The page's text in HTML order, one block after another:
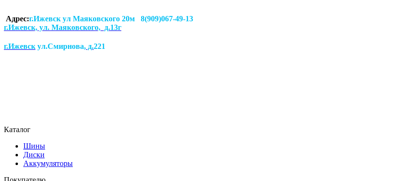
Адрес:г.Ижевск ул Маяковского 20м 8(909)067-49-13
г.Ижевск, ул. Маяковского, д.13г
г.Ижевск ул.Смирнова, д.221
Каталог
Шины
Диски
Аккумуляторы